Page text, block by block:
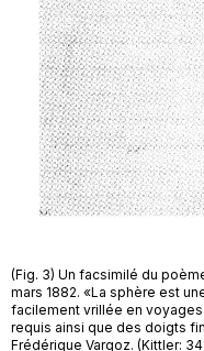
(Fig. 3) Un facsimilé du
mars 1882. «La sphère est
facilement vrillée en
requis ainsi que des doigts
Frédérique Vargoz. (Kittler: